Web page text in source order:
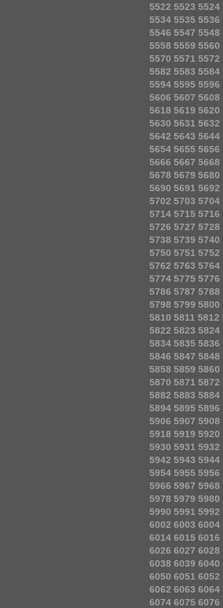
5522 5523 5524
5534 5535 5536
5546 5547 5548
5558 5559 5560
5570 5571 5572
5582 5583 5584
5594 5595 5596
5606 5607 5608
5618 5619 5620
5630 5631 5632
5642 5643 5644
5654 5655 5656
5666 5667 5668
5678 5679 5680
5690 5691 5692
5702 5703 5704
5714 5715 5716
5726 5727 5728
5738 5739 5740
5750 5751 5752
5762 5763 5764
5774 5775 5776
5786 5787 5788
5798 5799 5800
5810 5811 5812
5822 5823 5824
5834 5835 5836
5846 5847 5848
5858 5859 5860
5870 5871 5872
5882 5883 5884
5894 5895 5896
5906 5907 5908
5918 5919 5920
5930 5931 5932
5942 5943 5944
5954 5955 5956
5966 5967 5968
5978 5979 5980
5990 5991 5992
6002 6003 6004
6014 6015 6016
6026 6027 6028
6038 6039 6040
6050 6051 6052
6062 6063 6064
6074 6075 6076